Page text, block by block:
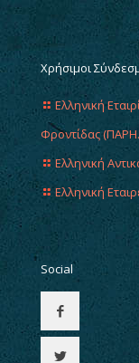
Χρήσιμοι
Ελληνική
Φροντίδας
Ελληνική
Ελληνική
Social